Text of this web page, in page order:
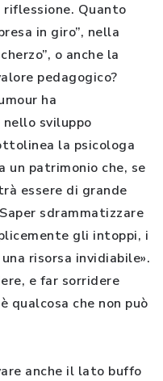
Quanto
in giro”, nella
o anche la
pedagogico?
ha
sviluppo
la psicologa
un patrimonio che, se
essere di grande
sdrammatizzare
gli intoppi, i
risorsa invidiabile».
e far sorridere
qualcosa che non può
anche il lato buffo